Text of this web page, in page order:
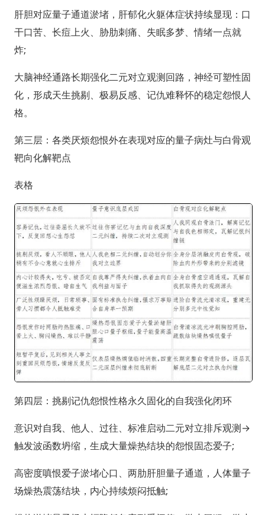
肝胆对应量子通道淤堵，肝郁化火躯体症状持续显现：口
干口苦、长痘上火、胁肋刺痛、失眠多梦、情绪一点就
炸;
大脑神经通路长期强化二元对立观测回路，神经可塑性固
化，形成天生挑剔、极易反感、记仇难释怀的稳定怨恨人
格。
第三层：各类厌烦怨恨外在表现对应的量子病灶与白骨观
靶向化解靶点
表格
第四层：挑剔记仇怨恨性格永久固化的自我强化闭环
意识对自我、他人、过往、标准启动二元对立排斥观测→
触发波函数坍缩，生成大量燥热结块的怨恨固态爱子;
高密度嗔恨爱子淤堵心口、两肋肝胆量子通道，人体量子
场燥热震荡结块，内心持续烦闷抵触;